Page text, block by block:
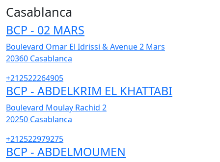
Casablanca
BCP - 02 MARS
Boulevard Omar El Idrissi & Avenue 2 Mars
20360 Casablanca
+212522264905
BCP - ABDELKRIM EL KHATTABI
Boulevard Moulay Rachid 2
20250 Casablanca
+212522979275
BCP - ABDELMOUMEN